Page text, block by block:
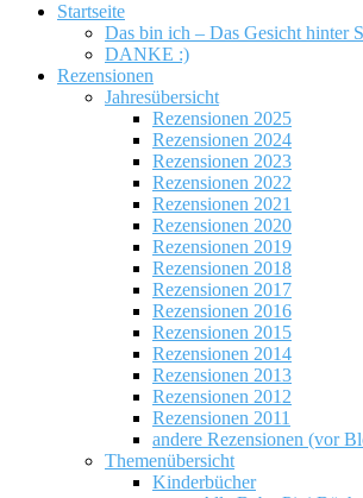
Startseite
Das bin ich – Das Gesicht hinter
DANKE :)
Rezensionen
Jahresübersicht
Rezensionen 2025
Rezensionen 2024
Rezensionen 2023
Rezensionen 2022
Rezensionen 2021
Rezensionen 2020
Rezensionen 2019
Rezensionen 2018
Rezensionen 2017
Rezensionen 2016
Rezensionen 2015
Rezensionen 2014
Rezensionen 2013
Rezensionen 2012
Rezensionen 2011
andere Rezensionen (vor
Themenübersicht
Kinderbücher